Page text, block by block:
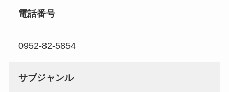
電話番号
0952-82-5854
サブジャンル